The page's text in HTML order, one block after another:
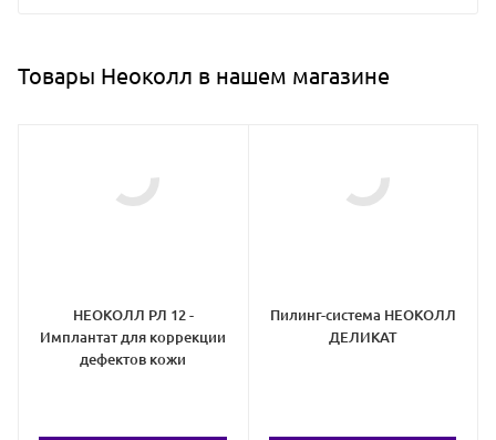
Товары Неоколл в нашем магазине
НЕОКОЛЛ РЛ 12 -
Имплантат для коррекции
дефектов кожи
Пилинг-система НЕОКОЛЛ
ДЕЛИКАТ